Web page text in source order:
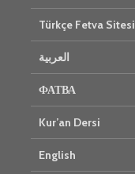
Türkçe Fetva Sitesi
العربية
ФАТВА
Kur’an Dersi
English